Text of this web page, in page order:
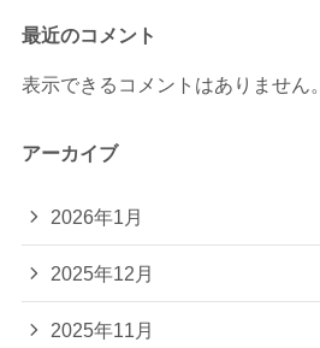
最近のコメント
表示できるコメントはありません。
アーカイブ
2026年1月
2025年12月
2025年11月